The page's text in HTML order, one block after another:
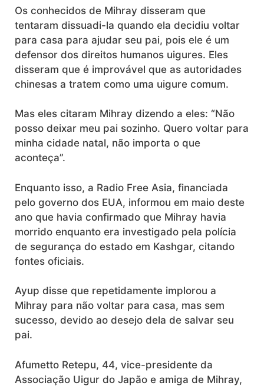
Os conhecidos de Mihray disseram que
tentaram dissuadi-la quando ela decidiu voltar
para casa para ajudar seu pai, pois ele é um
defensor dos direitos humanos uigures. Eles
disseram que é improvável que as autoridades
chinesas a tratem como uma uigure comum.
Mas eles citaram Mihray dizendo a eles: “Não
posso deixar meu pai sozinho. Quero voltar para
minha cidade natal, não importa o que
aconteça”.
Enquanto isso, a Radio Free Asia, financiada
pelo governo dos EUA, informou em maio deste
ano que havia confirmado que Mihray havia
morrido enquanto era investigado pela polícia
de segurança do estado em Kashgar, citando
fontes oficiais.
Ayup disse que repetidamente implorou a
Mihray para não voltar para casa, mas sem
sucesso, devido ao desejo dela de salvar seu
pai.
Afumetto Retepu, 44, vice-presidente da
Associação Uigur do Japão e amiga de Mihray,